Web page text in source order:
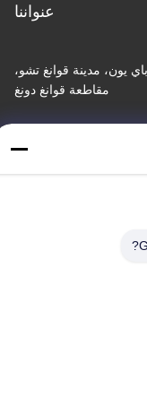
عنواننا
باي يون، مدينة قوانغ تشو،
مقاطعة قوانغ دونغ
باي يون، مدينة قوانغ تشو،